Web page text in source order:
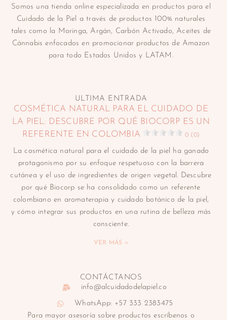
Somos una tienda online especializada en productos para el
Cuidado de la Piel a través de productos 100% naturales
tales como la Moringa, Argán, Carbón Activado, Aceites de
Cánnabis enfocados en promocionar productos de Amazon
para todo Estados Unidos y LATAM.
ULTIMA ENTRADA
COSMÉTICA NATURAL PARA EL CUIDADO DE
LA PIEL: DESCUBRE POR QUÉ BIOCORP ES UN
REFERENTE EN COLOMBIA
0 (0)
La cosmética natural para el cuidado de la piel ha ganado
protagonismo por su enfoque respetuoso con la barrera
cutánea y el uso de ingredientes de origen vegetal. Descubre
por qué Biocorp se ha consolidado como un referente
colombiano en aromaterapia y cuidado botánico de la piel,
y cómo integrar sus productos en una rutina de belleza más
consciente.
VER MÁS »
CONTÁCTANOS
info@alcuidadodelapiel.co
WhatsApp: +57 333 2383475
Para mayor asesoría sobre productos escríbenos o